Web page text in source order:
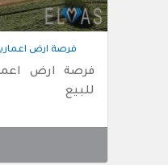
فرصة ارض
فرصة ارض
للبيع